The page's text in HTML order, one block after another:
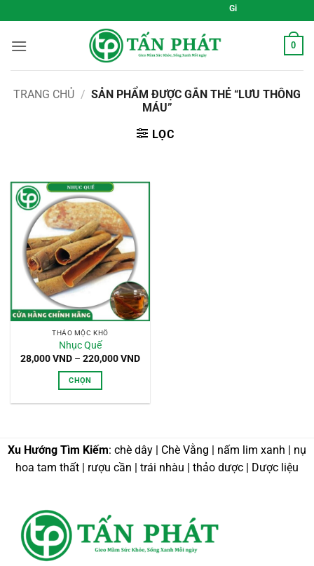
qua
nội
Gieo Mầm Sức Khỏe,
0
TRANG CHỦ / SẢN PHẨM ĐƯỢC GẮN THẺ “LƯU THÔNG
MÁU”
LỌC
THẢO MỘC KHÔ
Nhục Quế
28,000VND – 220,000VNDKhoảng
220,000 VND
CHỌN
nhiều
biến
chọn
có
Xu Hướng Tìm Kiếm: chè dây | Chè Vằng | nấm lim xanh | nụ
hoa tam thất | rượu cần | trái nhàu | thảo dược | Dược liệu